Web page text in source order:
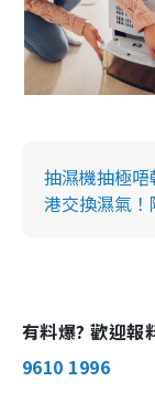
抽濕機抽極
港交換濕氣
有料爆? 歡迎
9610 1996